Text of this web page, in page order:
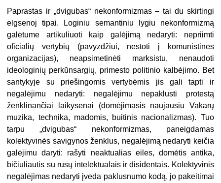
Paprastas ir „dvigubas“ nekonformizmas – tai du skirtingi
elgsenoj tipai. Loginiu semantiniu lygiu nekonformizmą
galėtume artikuliuoti kaip galėjimą nedaryti: nepriimti
oficialių vertybių (pavyzdžiui, nestoti į komunistines
organizacijas), neapsimetinėti marksistu, nenaudoti
ideologinių perkūnsargių, primesto politinio kalbėjimo. Bet
santykyje su priešingomis vertybėmis jis gali tapti ir
negalėjimu nedaryti: negalėjimu nepaklusti protestą
ženklinančiai laikysenai (domėjimasis naujausiu Vakarų
muzika, technika, madomis, buitinis nacionalizmas). Tuo
tarpu „dvigubas“ nekonformizmas, paneigdamas
kolektyvinės savigynos ženklus, negalėjimą nedaryti keičia
galėjimu daryti: rašyti neaktualias eiles, domėtis antika,
bičiuliautis su rusų intelektualais ir disidentais. Kolek­tyvinis
negalėjimas nedaryti įveda paklusnumo kodą, jo pakeitimai